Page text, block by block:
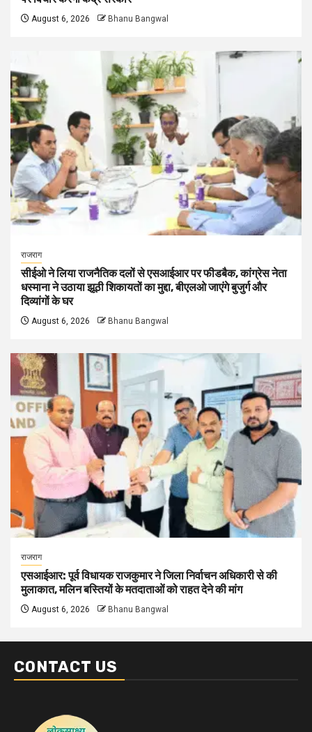
August 6, 2026 Bhanu Bangwal
राजराग
सीईओ ने लिया राजनैतिक दलों से एसआईआर पर फीडबैक, कांग्रेस नेता
धस्माना ने उठाया झूठी शिकायतों का मुद्दा, बीएलओ जाएंगे बुजुर्ग और
दिव्यांगों के घर
August 6, 2026 Bhanu Bangwal
राजराग
एसआईआर: पूर्व विधायक राजकुमार ने जिला निर्वाचन अधिकारी से की
मुलाकात, मलिन बस्तियों के मतदाताओं को राहत देने की मांग
August 6, 2026 Bhanu Bangwal
CONTACT US